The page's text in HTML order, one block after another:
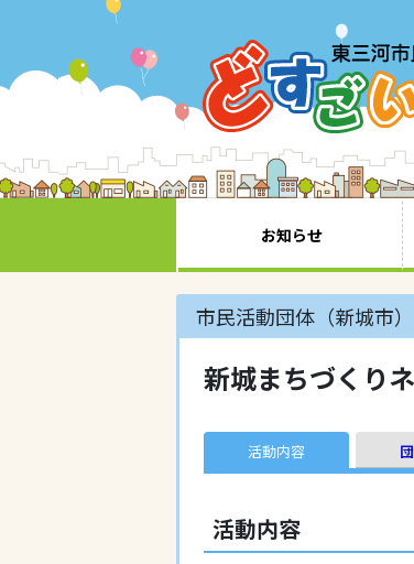
お知らせ
市民活動団体（新城市）
新城まちづくり
活動内容
活動内容